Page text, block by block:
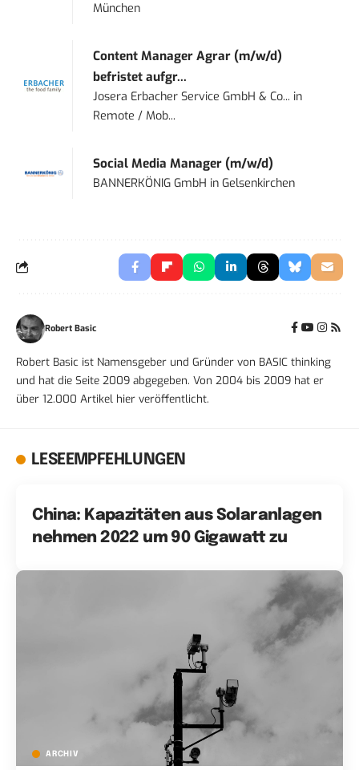
München
Content Manager Agrar (m/w/d)
befristet aufgr...
Josera Erbacher Service GmbH & Co... in
Remote / Mob...
Social Media Manager (m/w/d)
BANNERKÖNIG GmbH inGelsenkirchen
Robert Basic
Robert Basic ist Namensgeber und Gründer von BASIC thinking
und hat die Seite 2009 abgegeben. Von 2004 bis 2009 hat er
über 12.000 Artikel hier veröffentlicht.
LESEEMPFEHLUNGEN
China: Kapazitäten aus Solaranlagen
nehmen 2022 um 90 Gigawatt zu
ARCHIV